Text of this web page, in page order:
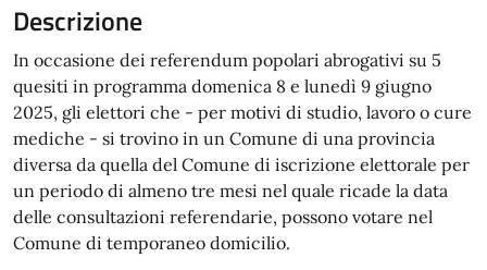
Descrizione
In occasione dei referendum popolari abrogativi su 5
quesiti in programma domenica 8 e lunedì 9 giugno
2025, gli elettori che - per motivi di studio, lavoro o cure
mediche - si trovino in un Comune di una provincia
diversa da quella del Comune di iscrizione elettorale per
un periodo di almeno tre mesi nel quale ricade la data
delle consultazioni referendarie, possono votare nel
Comune di temporaneo domicilio.